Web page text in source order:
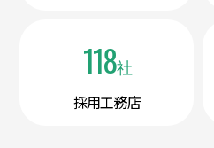
118社
採用工務店